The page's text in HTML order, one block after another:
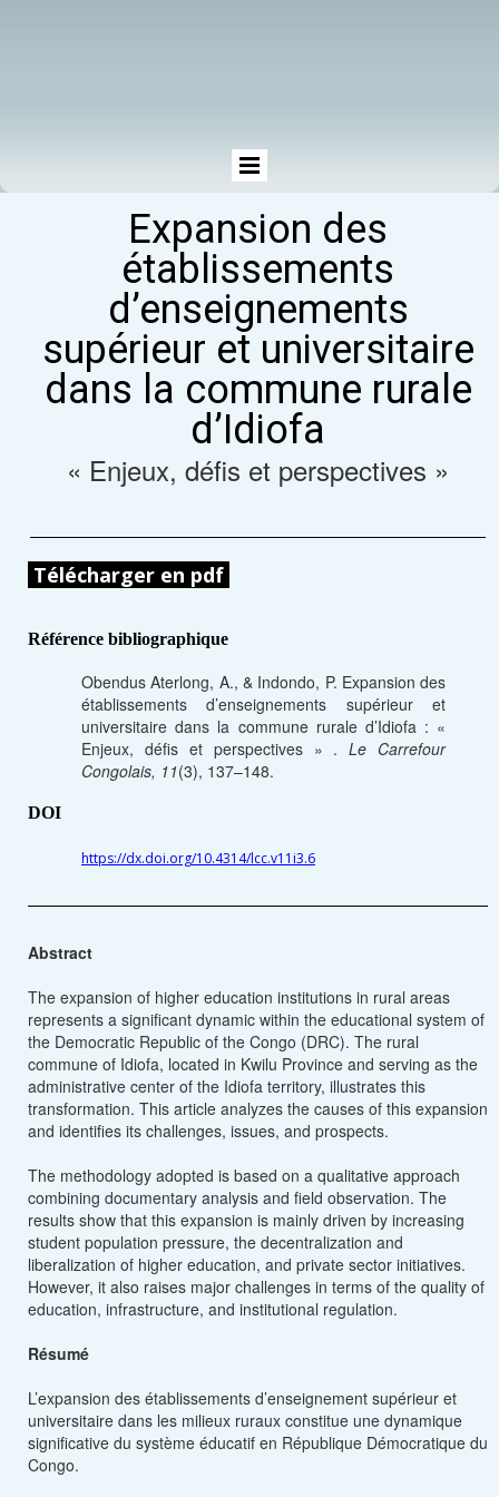
Expansion des
établissements
d’enseignements
supérieur et universitaire
dans la commune rurale
d’Idiofa
« Enjeux, défis et perspectives »
Télécharger en pdf
Référence bibliographique
Obendus Aterlong, A., & Indondo, P. Expansion des
établissements d’enseignements supérieur et
universitaire dans la commune rurale d’Idiofa : «
Enjeux, défis et perspectives » .Le Carrefour
Congolais, 11(3), 137–148.
DOI
https://dx.doi.org/10.4314/lcc.v11i3.6
Abstract
The expansion of higher education institutions in rural areas
represents a significant dynamic within the educational system of
the Democratic Republic of the Congo (DRC). The rural
commune of Idiofa, located in Kwilu Province and serving as the
administrative center of the Idiofa territory, illustrates this
transformation. This article analyzes the causes of this expansion
and identifies its challenges, issues, and prospects.
The methodology adopted is based on a qualitative approach
combining documentary analysis and field observation. The
results show that this expansion is mainly driven by increasing
student population pressure, the decentralization and
liberalization of higher education, and private sector initiatives.
However, it also raises major challenges in terms of the quality of
education, infrastructure, and institutional regulation.
Résumé
L’expansion des établissements d’enseignement supérieur et
universitaire dans les milieux ruraux constitue une dynamique
significative du système éducatif en République Démocratique du
Congo.